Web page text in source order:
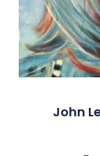
John